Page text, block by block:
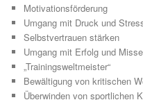
Motivationsförderung
Umgang mit Druck und
Selbstvertrauen stärken
Umgang mit Erfolg und
„Trainingsweltmeister“
Bewältigung von kritischen
Überwinden von sportlichen